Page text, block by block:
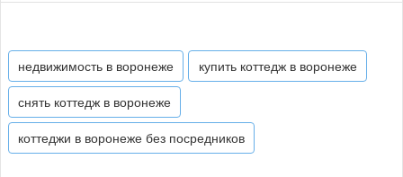
недвижимость в воронеже купить коттедж в воронеже
снять коттедж в воронеже
коттеджи в воронеже без посредников